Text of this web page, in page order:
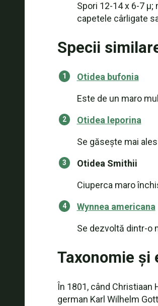
Spori 12-14 x 6-7
capetele cârligate
Specii
Otidea bufonia
Este de un maro
Otidea leporina
Se găsește mai
Otidea Smithii
Ciuperca maro
Wynnea americana
Se dezvoltă dintr-o
Taxonomie și
În 1801, când
german Karl Wilhelm